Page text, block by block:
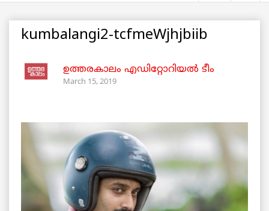
kumbalangi2-tcfmeWjhjbiib
ഉത്തരകാലം എഡിറ്റോറിയല്‍ ടീം
March 15, 2019